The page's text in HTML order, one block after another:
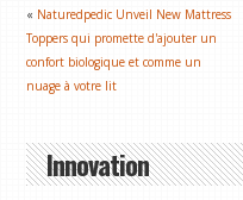
« Naturedpedic Unveil New Mattress
Toppers qui promette d'ajouter un
confort biologique et comme un
nuage à votre lit
Innovation